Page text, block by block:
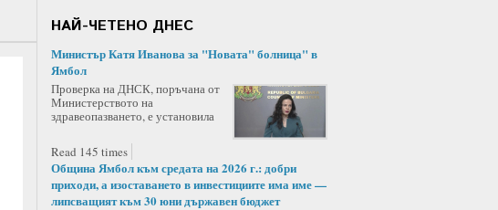
НАЙ-ЧЕТЕНО ДНЕС
Министър Катя Иванова за "Новата" болница" в
Ямбол
Проверка на ДНСК, поръчана от
Министерството на
здравеопазването, е установила
Read 145 times
Община Ямбол към средата на 2026 г.: добри
приходи, а изоставането в инвестициите има име —
липсващият към 30 юни държавен бюджет